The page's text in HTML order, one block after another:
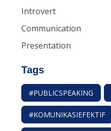
Introvert
Communication
Presentation
Tags
#PUBLICSPEAKING
#KOMUNIKASIEFEKTIF